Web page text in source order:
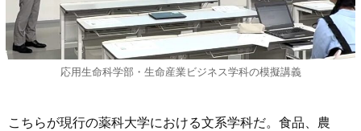
応用生命科学部・生命産業ビジネス学科の模擬講義
こちらが現行の薬科大学における文系学科だ。食品、農